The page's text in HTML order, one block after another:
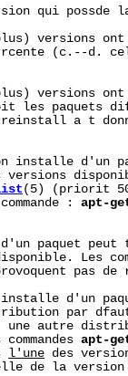
qui possde
versions
(c.--d.
versions
les paquets
a t
installe d'un
versions
(5) (priorit
commande :
apt-
paquet peut
Les
pas
d'un
par
une autre
commandes
apt-
l'une des
de la version